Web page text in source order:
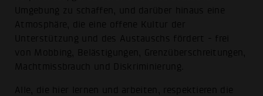
Umgebung zu schaffen, und darüber hinaus eine
Atmosphäre, die eine offene Kultur der
Unterstützung und des Austauschs fördert - frei
von Mobbing, Belästigungen, Grenzüberschreitungen,
Machtmissbrauch und Diskriminierung.
Alle, die hier lernen und arbeiten, respektieren die